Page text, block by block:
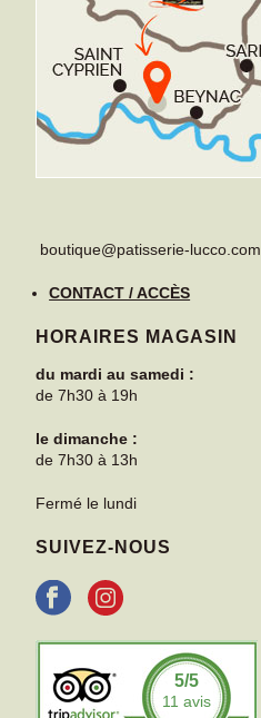
boutique@patisserie-lucco.com
CONTACT / ACCÈS
HORAIRES MAGASIN
du mardi au samedi :
de 7h30 à 19h
le dimanche :
de 7h30 à 13h
Fermé le lundi
SUIVEZ-NOUS
5/5
11 avis